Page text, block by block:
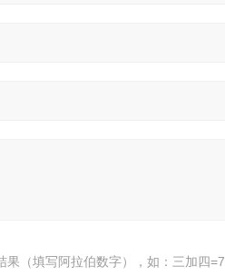
果（填写阿拉伯数字），如：三加四=7